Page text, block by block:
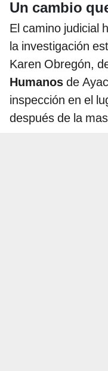
Un cambio
El camino judicial
la investigación
Karen Obregón,
Humanos de
inspección en el
después de la